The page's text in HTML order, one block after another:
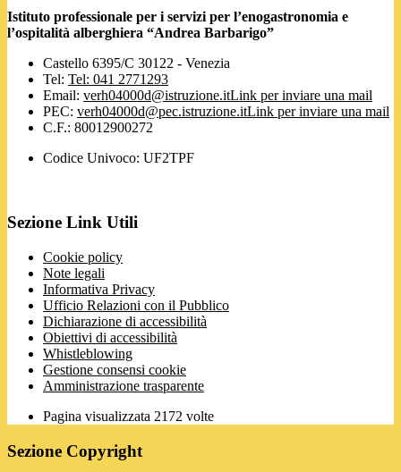
Istituto professionale per i servizi per l’enogastronomia e
l’ospitalità alberghiera “Andrea Barbarigo”
Castello 6395/C 30122 - Venezia
Tel: Tel: 041 2771293
Email: verh04000d@istruzione.itLink per inviare una mail
PEC: verh04000d@pec.istruzione.itLink per inviare una mail
C.F.: 80012900272
Codice Univoco: UF2TPF
Sezione Link Utili
Cookie policy
Note legali
Informativa Privacy
Ufficio Relazioni con il Pubblico
Dichiarazione di accessibilità
Obiettivi di accessibilità
Whistleblowing
Gestione consensi cookie
Amministrazione trasparente
Pagina visualizzata 2172 volte
Sezione Copyright